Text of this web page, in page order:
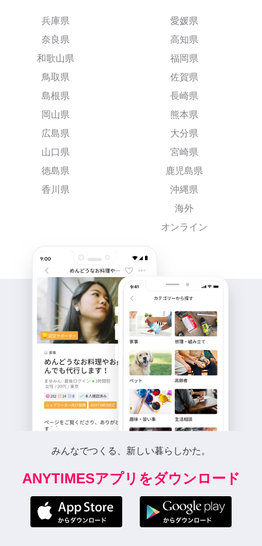
兵庫県
奈良県
和歌山県
鳥取県
島根県
岡山県
広島県
山口県
徳島県
香川県
愛媛県
高知県
福岡県
佐賀県
長崎県
熊本県
大分県
宮崎県
鹿児島県
沖縄県
海外
オンライン
みんなでつくる、新しい暮らしかた。
ANYTIMESアプリをダウンロード